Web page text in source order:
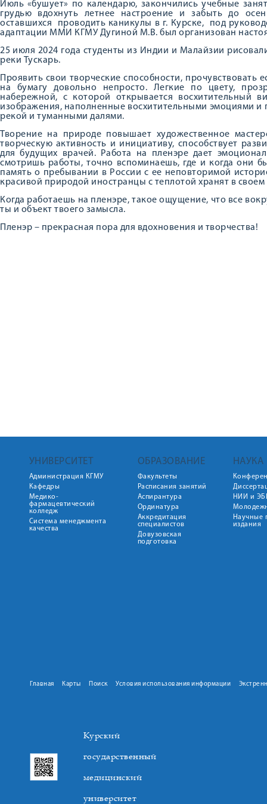
Июль «бушует» по календарю, закончились учебные
грудью вдохнуть летнее настроение и забыть до
оставшихся проводить каникулы в г. Курске, под
адаптации ММИ КГМУ Дугиной М.В. был организован
25 июля 2024 года студенты из Индии и Малайзии
реки Тускарь.
Проявить свои творческие способности, прочувствовать
на бумагу довольно непросто. Легкие по цвету,
набережной, с которой открывается восхитительный
изображения, наполненные восхитительными эмоциями
рекой и туманными далями.
Творение на природе повышает художественное
творческую активность и инициативу, способствует
для будущих врачей. Работа на пленэре дает
смотришь работы, точно вспоминаешь, где и когда они
память о пребывании в России с ее неповторимой
красивой природой иностранцы с теплотой хранят в своем
Когда работаешь на пленэре, такое ощущение, что все
ты и объект твоего замысла.
Пленэр – прекрасная пора для вдохновения и творчества!
УНИВЕРСИТЕТ
Администрация КГМУ
Кафедры
Медико-
фармацевтический
колледж
Система менеджмента
качества
ОБРАЗОВАНИЕ
Факультеты
Расписания занятий
Аспирантура
Ординатура
Аккредитация
специалистов
Довузовская
подготовка
НАУКА
НИИ и
Научные
издания
Главная Карты Поиск Условия использования информации
Курский
государственный
медицинский
университет